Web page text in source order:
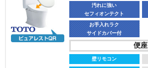
汚れに強い
セフィオンテクト
お手入れラク
サイドカバー付
便座
壁リモコン